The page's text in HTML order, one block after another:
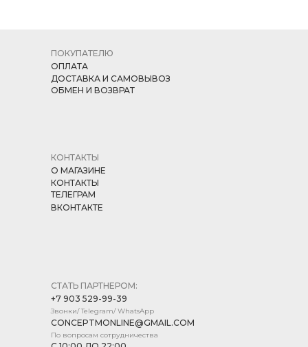
СТАТЬ ПАРТНЕРОМ:
+7 903 529-99-39
Звонки/ Telegram/ WhatsApp
CONCEPTMONLINE@GMAIL.COM
По вопросам сотрудничества
КОНТАКТЫ
О МАГАЗИНЕ
КОНТАКТЫ
ТЕЛЕГРАМ
ВКОНТАКТЕ
ПОКУПАТЕЛЮ
ОПЛАТА
ДОСТАВКА И САМОВЫВОЗ
ОБМЕН И ВОЗВРАТ